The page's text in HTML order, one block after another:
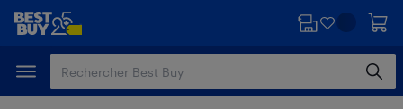
Passer
principal
Passer